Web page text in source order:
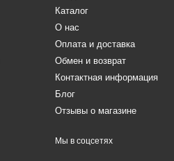
Каталог
О нас
Оплата и доставка
Обмен и возврат
Контактная информация
Блог
Отзывы о магазине
Мы в соцсетях